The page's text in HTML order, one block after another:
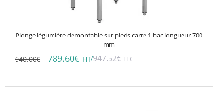
Plonge légumière démontable sur pieds carré 1 bac longueur 700
mm
940.00€ 789.60€ HT/947.52€ TTC